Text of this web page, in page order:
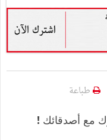
طباعة
مع أصدقائك !